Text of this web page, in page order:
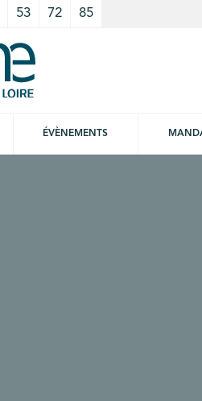
53 72 85
ÉVÈNEMENTS